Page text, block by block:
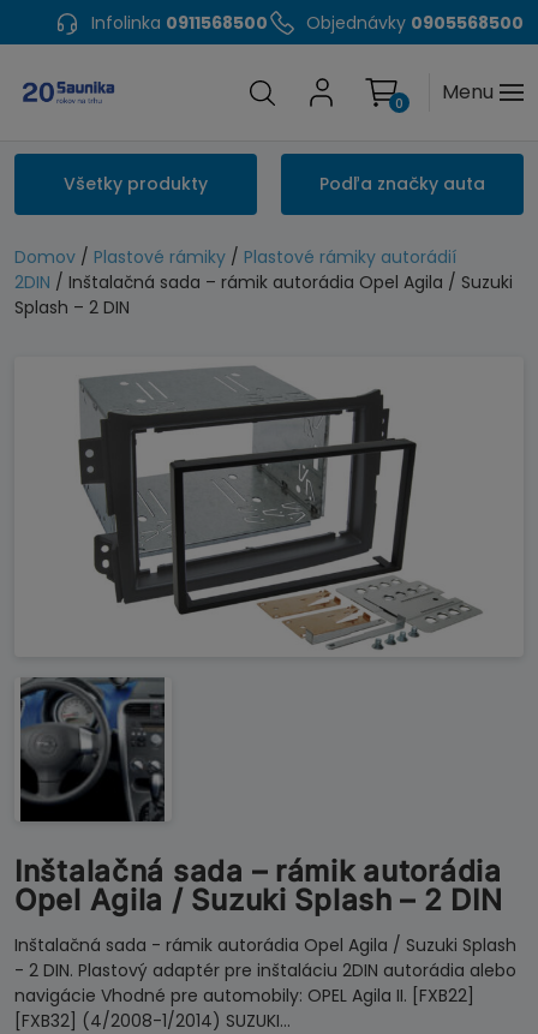
Infolinka 0911568500 Objednávky 0905568500
Menu
0
Všetky produkty Podľa značky auta
Domov / Plastové rámiky / Plastové rámiky autorádií
2DIN / Inštalačná sada – rámik autorádia Opel Agila / Suzuki
Splash – 2 DIN
Inštalačná sada – rámik autorádia
Opel Agila / Suzuki Splash – 2 DIN
Inštalačná sada - rámik autorádia Opel Agila / Suzuki Splash
- 2 DIN. Plastový adaptér pre inštaláciu 2DIN autorádia alebo
navigácie Vhodné pre automobily: OPEL Agila II. [FXB22]
[FXB32] (4/2008-1/2014) SUZUKI…